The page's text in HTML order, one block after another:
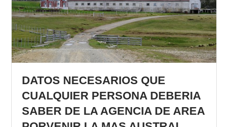
DATOS NECESARIOS QUE
CUALQUIER PERSONA DEBERIA
SABER DE LA AGENCIA DE AREA